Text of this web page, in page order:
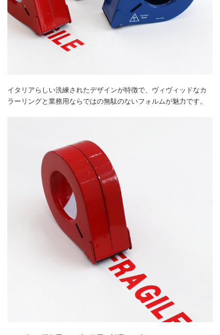
イタリアらしい洗練されたデザインが特徴で、ヴィヴィッドなカ
ラーリングと業務用ならではの無駄のないフォルムが魅力です。